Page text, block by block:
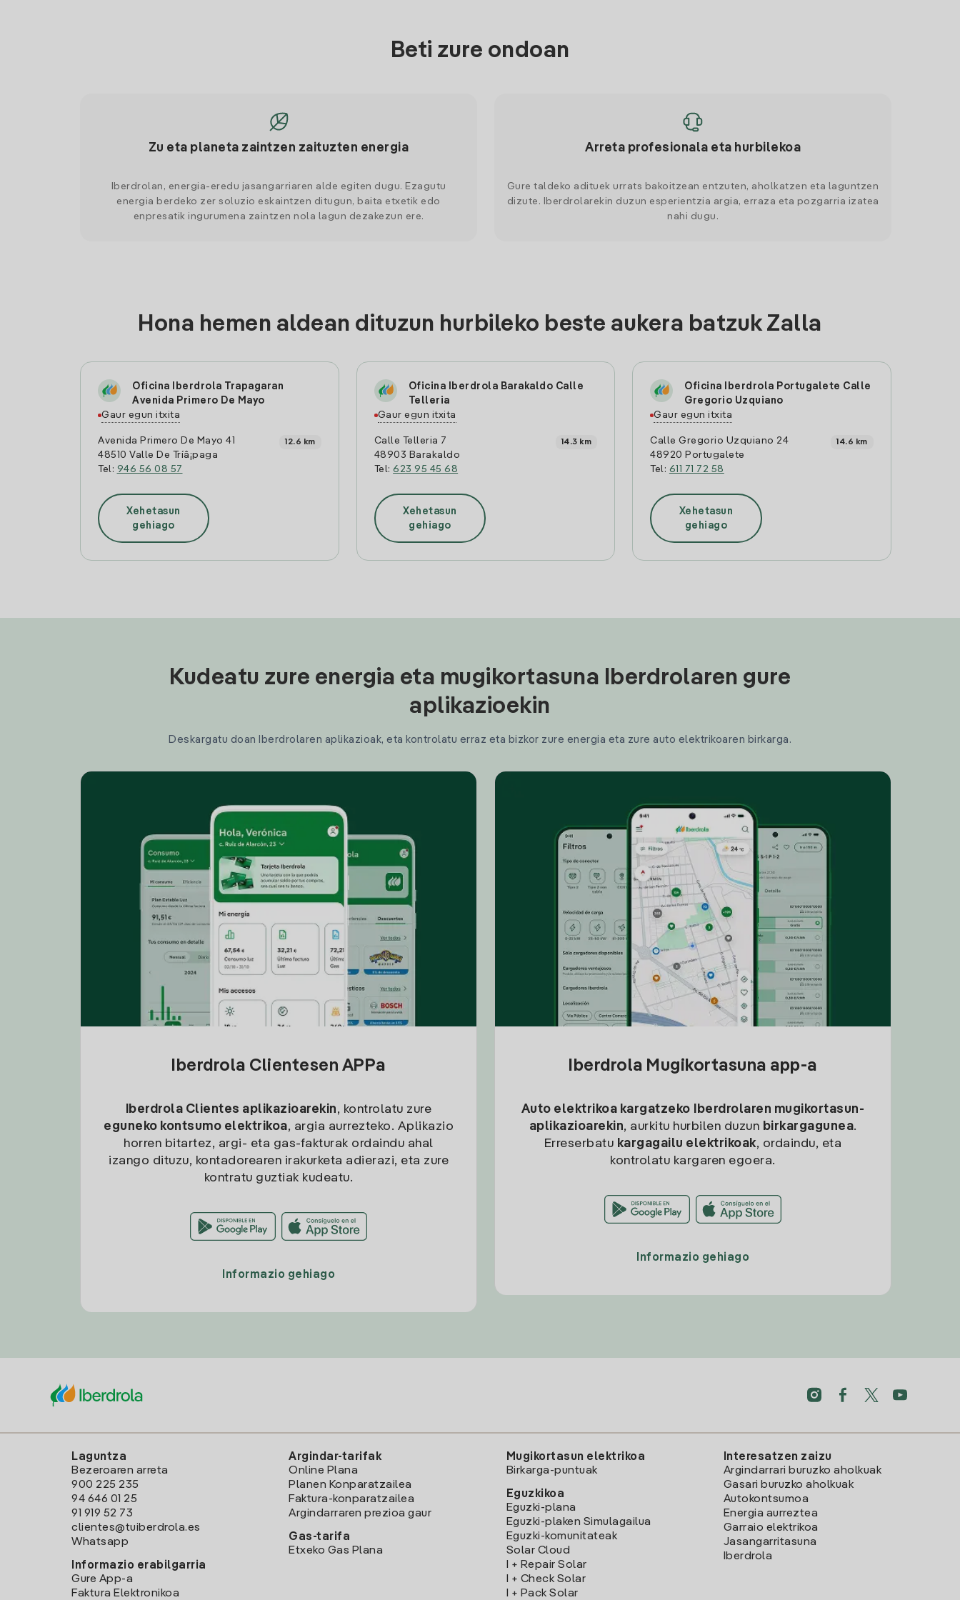
Beti zure ondoan
Zu eta planeta zaintzen zaituzten energia
Iberdrolan, energia-eredu jasangarriaren alde egiten dugu. Ezagutu
energia berdeko zer soluzio eskaintzen ditugun, baita etxetik edo
enpresatik ingurumena zaintzen nola lagun dezakezun ere.
Arreta profesionala eta hurbilekoa
Gure taldeko adituek urrats bakoitzean entzuten, aholkatzen eta laguntzen
dizute. Iberdrolarekin duzun esperientzia argia, erraza eta pozgarria izatea
nahi dugu.
Hona hemen aldean dituzun hurbileko beste aukera batzuk Zalla
Oficina Iberdrola Trapagaran
Avenida Primero De Mayo
Gaur egun itxita
Avenida Primero De Mayo 41
48510 Valle De Trí­â¡paga
Tel: 946 56 08 57
12.6 km
Xehetasun
gehiago
Oficina Iberdrola Barakaldo Calle
Telleria
Gaur egun itxita
Calle Telleria 7
48903 Barakaldo
Tel:623 95 45 68
14.3 km
Xehetasun
gehiago
Oficina Iberdrola Portugalete Calle
Gregorio Uzquiano
Gaur egun itxita
Calle Gregorio Uzquiano 24
48920 Portugalete
Tel: 611 71 72 58
14.6 km
Xehetasun
gehiago
Kudeatu zure energia eta mugikortasuna Iberdrolaren gure
aplikazioekin
Deskargatu doan Iberdrolaren aplikazioak, eta kontrolatu erraz eta bizkor zure energia eta zure auto elektrikoaren birkarga.
Iberdrola Clientesen APPa
Iberdrola Clientes aplikazioarekin, kontrolatu zure
eguneko kontsumo elektrikoa, argia aurrezteko. Aplikazio
horren bitartez, argi- eta gas-fakturak ordaindu ahal
izango dituzu, kontadorearen irakurketa adierazi, eta zure
kontratu guztiak kudeatu.
Informazio gehiago
Iberdrola Mugikortasuna app-a
Auto elektrikoa kargatzeko
Iberdrolaren mugikortasun-
aplikazioarekin, aurkitu hurbilen duzun birkargagunea.
Erreserbatu kargagailu elektrikoak, ordaindu, eta
kontrolatu kargaren egoera.
Informazio gehiago
Laguntza
Bezeroaren arreta
900 225 235
94 646 01 25
91 919 52 73
clientes@tuiberdrola.es
Whatsapp
Informazio erabilgarria
Gure App-a
Faktura Elektronikoa
Argindar-tarifak
Online Plana
Planen Konparatzailea
Faktura-konparatzailea
Argindarraren prezioa gaur
Gas-tarifa
Etxeko Gas Plana
Mugikortasun elektrikoa
Birkarga-puntuak
Eguzkikoa
Eguzki-plana
Eguzki-plaken Simulagailua
Eguzki-komunitateak
Solar Cloud
I + Repair Solar
I + Check Solar
I + Pack Solar
Interesatzen zaizu
Argindarrari buruzko aholkuak
Gasari buruzko aholkuak
Autokontsumoa
Energia aurreztea
Garraio elektrikoa
Jasangarritasuna
Iberdrola